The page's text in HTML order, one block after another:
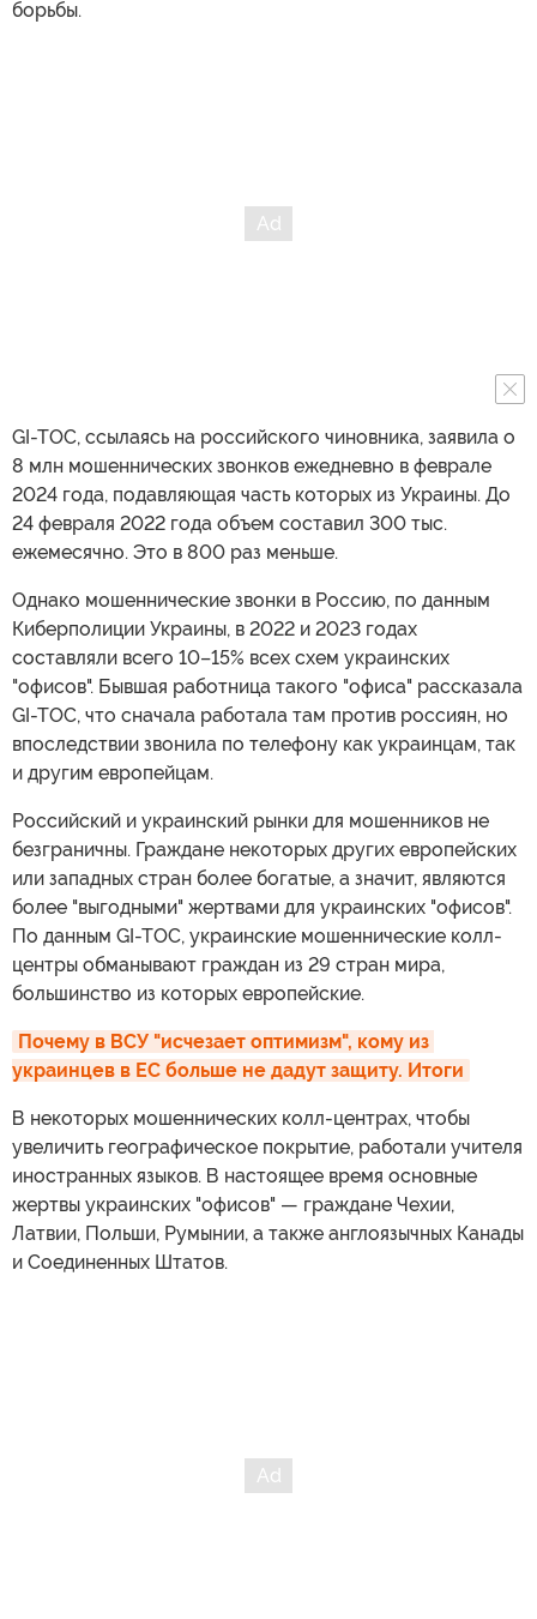
борьбы.
GI-TOC, ссылаясь на российского чиновника, заявила о
8 млн мошеннических звонков ежедневно в феврале
2024 года, подавляющая часть которых из Украины. До
24 февраля 2022 года объем составил 300 тыс.
ежемесячно. Это в 800 раз меньше.
Однако мошеннические звонки в Россию, по данным
Киберполиции Украины, в 2022 и 2023 годах
составляли всего 10–15% всех схем украинских
"офисов". Бывшая работница такого "офиса" рассказала
GI-TOC, что сначала работала там против россиян, но
впоследствии звонила по телефону как украинцам, так
и другим европейцам.
Российский и украинский рынки для мошенников не
безграничны. Граждане некоторых других европейских
или западных стран более богатые, а значит, являются
более "выгодными" жертвами для украинских "офисов".
По данным GI-TOC, украинские мошеннические колл-
центры обманывают граждан из 29 стран мира,
большинство из которых европейские.
Почему в ВСУ "исчезает оптимизм", кому из
украинцев в ЕС больше не дадут защиту. Итоги
В некоторых мошеннических колл-центрах, чтобы
увеличить географическое покрытие, работали учителя
иностранных языков. В настоящее время основные
жертвы украинских "офисов" — граждане Чехии,
Латвии, Польши, Румынии, а также англоязычных Канады
и Соединенных Штатов.